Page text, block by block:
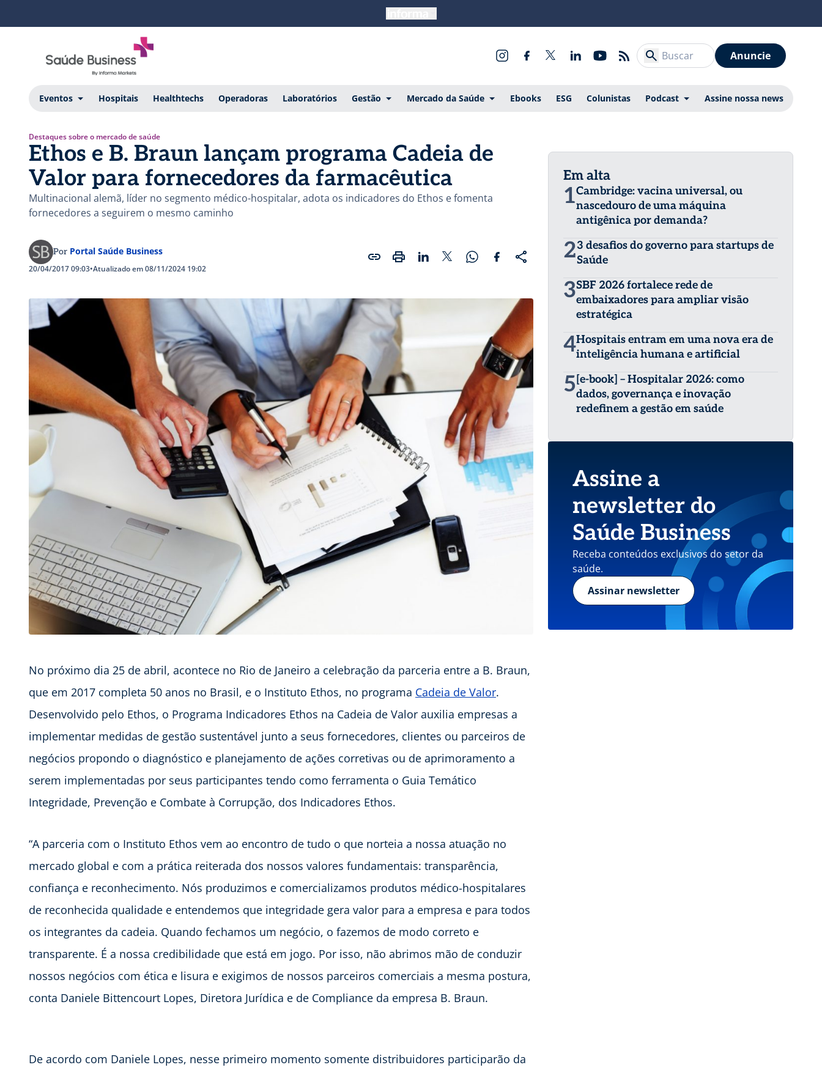
Anuncie
Eventos Hospitais Healthtechs Operadoras Laboratórios Gestão Mercado da Saúde Ebooks ESG Colunistas Podcast Assine nossa news
Destaques sobre o mercado de saúde
Ethos e B. Braun lançam programa Cadeia de
Valor para fornecedores da farmacêutica
Multinacional alemã, líder no segmento médico-hospitalar, adota os indicadores do Ethos e fomenta
fornecedores a seguirem o mesmo caminho
Por Portal Saúde Business
20/04/2017 09:03•Atualizado em 08/11/2024 19:02
No próximo dia 25 de abril, acontece no Rio de Janeiro a celebração da parceria entre a B. Braun,
que em 2017 completa 50 anos no Brasil, e o Instituto Ethos, no programa Cadeia de Valor.
Desenvolvido pelo Ethos, o Programa Indicadores Ethos na Cadeia de Valor auxilia empresas a
implementar medidas de gestão sustentável junto a seus fornecedores, clientes ou parceiros de
negócios propondo o diagnóstico e planejamento de ações corretivas ou de aprimoramento a
serem implementadas por seus participantes tendo como ferramenta o Guia Temático
Integridade, Prevenção e Combate à Corrupção, dos Indicadores Ethos.
“A parceria com o Instituto Ethos vem ao encontro de tudo o que norteia a nossa atuação no
mercado global e com a prática reiterada dos nossos valores fundamentais: transparência,
confiança e reconhecimento. Nós produzimos e comercializamos produtos médico-hospitalares
de reconhecida qualidade e entendemos que integridade gera valor para a empresa e para todos
os integrantes da cadeia. Quando fechamos um negócio, o fazemos de modo correto e
transparente. É a nossa credibilidade que está em jogo. Por isso, não abrimos mão de conduzir
nossos negócios com ética e lisura e exigimos de nossos parceiros comerciais a mesma postura,
conta Daniele Bittencourt Lopes, Diretora Jurídica e de Compliance da empresa B. Braun.
De acordo com Daniele Lopes, nesse primeiro momento somente distribuidores participarão da
Em alta
1Cambridge: vacina universal, ou
nascedouro de uma máquina
antigênica por demanda?
23 desafios do governo para startups de
Saúde
3SBF 2026 fortalece rede de
embaixadores para ampliar visão
estratégica
4Hospitais entram em uma nova era de
inteligência humana e artificial
5 [e-book] – Hospitalar 2026: como
dados, governança e inovação
redefinem a gestão em saúde
Assine a
newsletter do
Saúde Business
Receba conteúdos exclusivos do setor da
saúde.
Assinar newsletter